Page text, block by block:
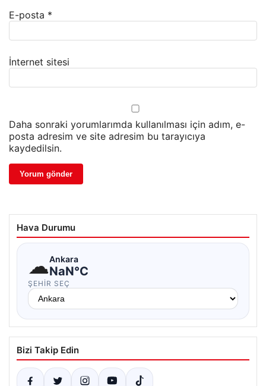
E-posta *
İnternet sitesi
Daha sonraki yorumlarımda kullanılması için adım, e-
posta adresim ve site adresim bu tarayıcıya
kaydedilsin.
Hava Durumu
☁Ankara
NaN°C
ŞEHIR SEÇ
Bizi Takip Edin